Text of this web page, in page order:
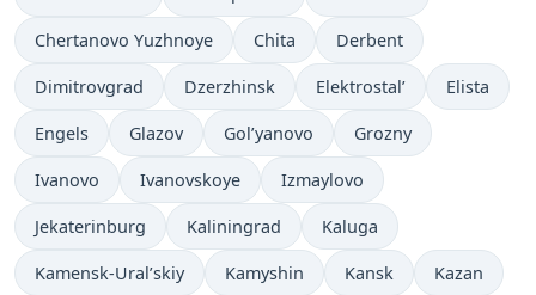
Chertanovo Yuzhnoye Chita Derbent
Dimitrovgrad Dzerzhinsk Elektrostal’ Elista
Engels Glazov Gol’yanovo Grozny
Ivanovo Ivanovskoye Izmaylovo
Jekaterinburg Kaliningrad Kaluga
Kamensk-Ural’skiy Kamyshin Kansk Kazan